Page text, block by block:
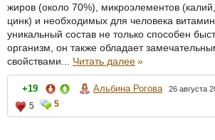
жиров (около 70%), микроэлементов
цинк) и необходимых для человека
уникальный состав не только способен
организм, он также обладает
свойствами... Читать далее»
+19 Альбина Рогова 26 августа
5
5